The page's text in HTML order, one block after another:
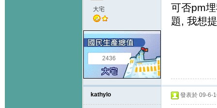
大宅
2436
可否pm
題, 我想
kathylo 發表於 09-6-